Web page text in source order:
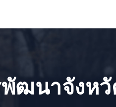
ฒนาจังห